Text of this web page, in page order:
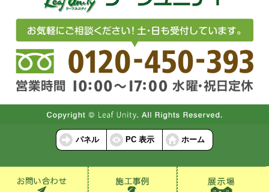
パネル PC 表示 ホーム